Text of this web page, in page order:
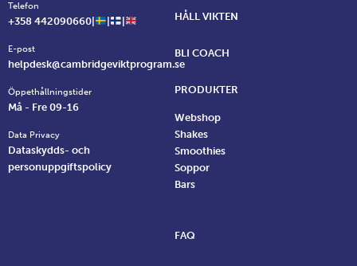
Telefon
+358 442090660|
E-post
helpdesk@cambridgeviktprogram.se
Öppethållningstider
Må - Fre 09-16
Data Privacy
Dataskydds- och
personuppgiftspolicy
HÅLL VIKTEN
BLI COACH
PRODUKTER
Webshop
Shakes
Smoothies
Soppor
Bars
FAQ